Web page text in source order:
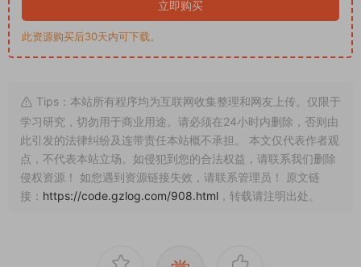
立即购买
此资源购买后30天内可下载。
Tips：本站所有程序均为互联网收集整理和网友上传。仅限于
学习研究，切勿用于商业用途。请必须在24小时内删除，否则由
此引发的法律纠纷及连带责任本站概不承担。 本文仅代表作者观
点，不代表本站立场。如侵犯到您的合法权益，请联系我们删除
侵权资源！ 如您遇到资源链接失效，请联系管理员！ 原文链
接： https://code.gzlog.com/908.html ，转载请注明出处。